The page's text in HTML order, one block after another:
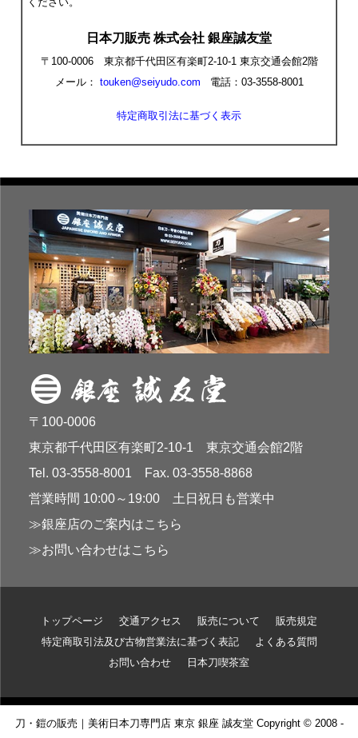
日本刀販売 株式会社 銀座誠友堂
〒100-0006 東京都千代田区有楽町2-10-1 東京交通会館2階
メール： touken@seiyudo.com 電話：03-3558-8001
特定商取引法に基づく表示
〒100-0006
東京都千代田区有楽町2-10-1 東京交通会館2階
Tel. 03-3558-8001 Fax. 03-3558-8868
営業時間 10:00～19:00 土日祝日も営業中
≫銀座店のご案内はこちら
≫お問い合わせはこちら
トップページ 交通アクセス 販売について
販売規定
特定商取引法及び古物営業法に基づく表記
よくある質問
お問い合わせ
日本刀喫茶室
刀・鎧の販売｜美術日本刀専門店 東京 銀座 誠友堂 Copyright © 2008 -